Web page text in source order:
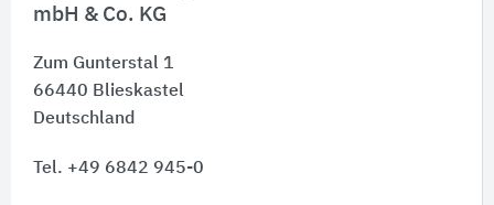
mbH & Co. KG
Zum Gunterstal 1
66440 Blieskastel
Deutschland
Tel. +49 6842 945-0